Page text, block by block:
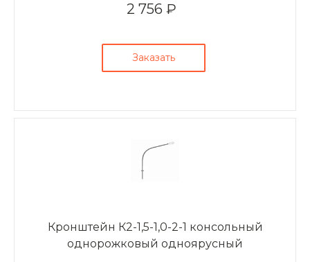
2 756 ₽
Заказать
Кронштейн К2-1,5-1,0-2-1 консольный
однорожковый одноярусный